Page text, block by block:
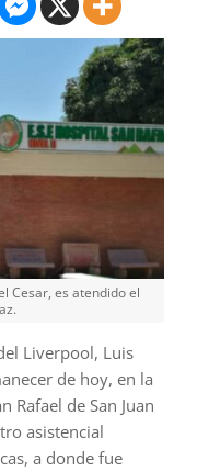
Cesar, es atendido el
Liverpool, Luis
de hoy, en la
Rafael de San Juan
asistencial
a donde fue